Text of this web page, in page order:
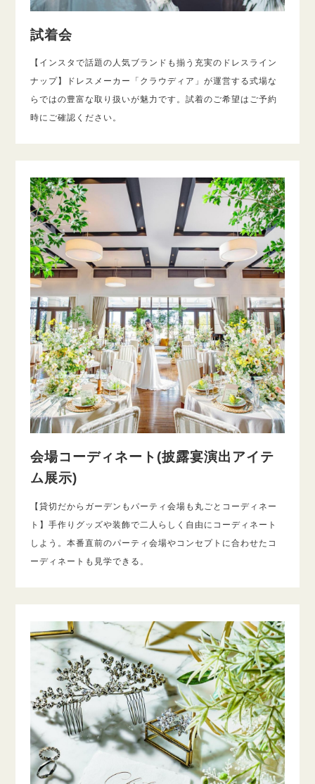
試着会
【インスタで話題の人気ブランドも揃う充実のドレスライン
ナップ】ドレスメーカー「クラウディア」が運営する式場な
らではの豊富な取り扱いが魅力です。試着のご希望はご予約
時にご確認ください。
会場コーディネート(披露宴演出アイテ
ム展示)
【貸切だからガーデンもパーティ会場も丸ごとコーディネー
ト】手作りグッズや装飾で二人らしく自由にコーディネート
しよう。本番直前のパーティ会場やコンセプトに合わせたコ
ーディネートも見学できる。